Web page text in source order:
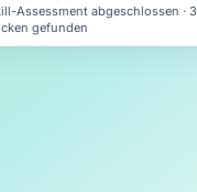
Assessment abgeschlossen · 3
gefunden